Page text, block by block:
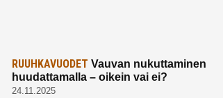
RUUHKAVUODET Vauvan nukuttaminen
huudattamalla – oikein vai ei?
24.11.2025